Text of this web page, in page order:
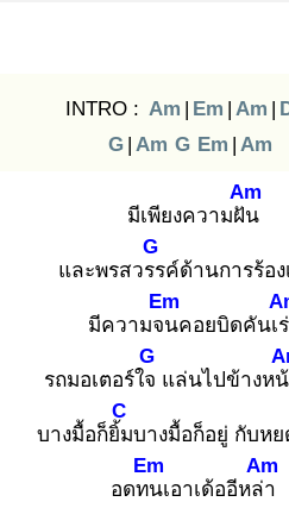
INTRO : Am | Em | Am |
G | Am G Em | Am
มีเพียงความฝัน
Am
และพรสวรร
G
ค์ด้านการร้อง
มีความจน
Em
คอยบิดคันเ
รถมอเตอร์ใจ
G
แล่นไปข้างห
บางมื้อก็ยิ้ม
C
บางมื้อก็อยู่ กับห
อดทน
Em
เอาเด้ออีหล่า
Am